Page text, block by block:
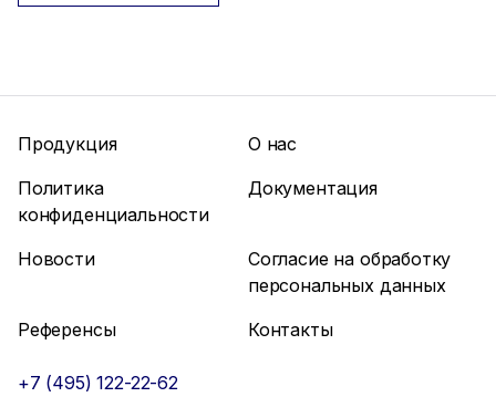
Продукция
О нас
Политика
конфиденциальности
Документация
Новости
Согласие на обработку
персональных данных
Референсы
Контакты
+7 (495) 122-22-62